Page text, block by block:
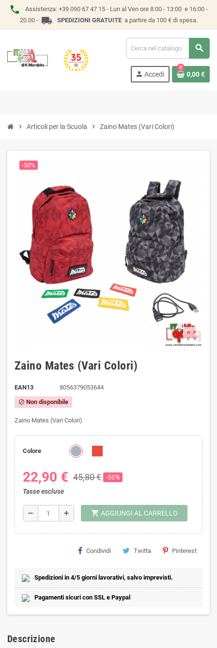
phone Assistenza: +39 090 67 47 15 - Lun al Ven ore 8:00 - 13:00 e 16:00 -
20.00 - local_shipping SPEDIZIONI GRATUITEa partire da 100 € di spesa.
search
person Accedi
0
0,00 €
chevron_right Articoli per la Scuola chevron_right Zaino Mates (Vari Colori)
zoom_out_map
-50%
Zaino Mates (Vari Colori)
EAN13 8056379053644
block Non disponibile
Zaino Mates (Vari Colori)
Colore
22,90 € 45,80 € -50%
Tasse escluse
remove add shopping_cart AGGIUNGI AL CARRELLO
Condividi Twitta Pinterest
Spedizioni in 4/5 giorni lavorativi, salvo imprevisti.
Pagamenti sicuri con SSL e Paypal
Descrizione